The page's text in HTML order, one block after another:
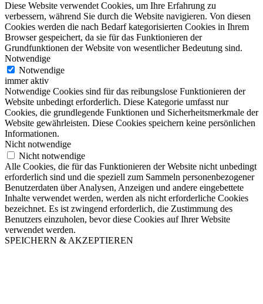
Diese Website verwendet Cookies, um Ihre Erfahrung zu
verbessern, während Sie durch die Website navigieren. Von diesen
Cookies werden die nach Bedarf kategorisierten Cookies in Ihrem
Browser gespeichert, da sie für das Funktionieren der
Grundfunktionen der Website von wesentlicher Bedeutung sind.
Notwendige
Notwendige
immer aktiv
Notwendige Cookies sind für das reibungslose Funktionieren der
Website unbedingt erforderlich. Diese Kategorie umfasst nur
Cookies, die grundlegende Funktionen und Sicherheitsmerkmale der
Website gewährleisten. Diese Cookies speichern keine persönlichen
Informationen.
Nicht notwendige
Nicht notwendige
Alle Cookies, die für das Funktionieren der Website nicht unbedingt
erforderlich sind und die speziell zum Sammeln personenbezogener
Benutzerdaten über Analysen, Anzeigen und andere eingebettete
Inhalte verwendet werden, werden als nicht erforderliche Cookies
bezeichnet. Es ist zwingend erforderlich, die Zustimmung des
Benutzers einzuholen, bevor diese Cookies auf Ihrer Website
verwendet werden.
SPEICHERN & AKZEPTIEREN